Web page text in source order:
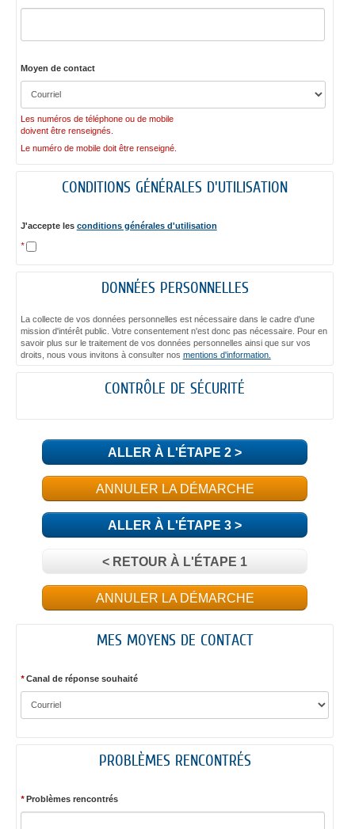
Moyen de contact
Les numéros de téléphone ou de mobile
doivent être renseignés.
Le numéro de mobile doit être renseigné.
CONDITIONS GÉNÉRALES D'UTILISATION
J'accepte les conditions générales d'utilisation
*
DONNÉES PERSONNELLES
La collecte de vos données personnelles est nécessaire dans le cadre d'une
mission d'intérêt public. Votre consentement n'est donc pas nécessaire. Pour en
savoir plus sur le traitement de vos données personnelles ainsi que sur vos
droits, nous vous invitons à consulter nos mentions d'information.
CONTRÔLE DE SÉCURITÉ
ALLER À L'ÉTAPE 2 >
ANNULER LA DÉMARCHE
ALLER À L'ÉTAPE 3 >
< RETOUR À L'ÉTAPE 1
ANNULER LA DÉMARCHE
MES MOYENS DE CONTACT
*Canal de réponse souhaité
PROBLÈMES RENCONTRÉS
*Problèmes rencontrés